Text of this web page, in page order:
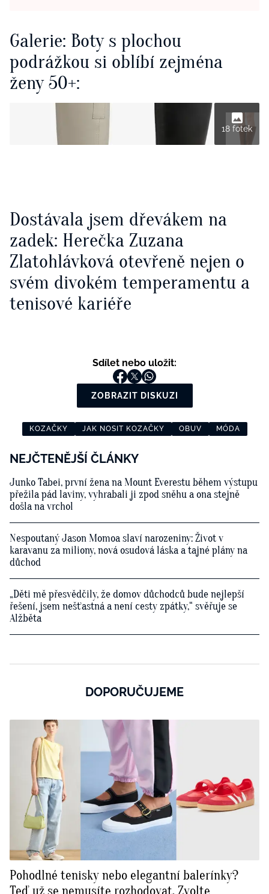
Galerie: Boty s plochou
podrážkou si oblíbí zejména
ženy 50+:
18 fotek
Dostávala jsem dřevákem na
zadek: Herečka Zuzana
Zlatohlávková otevřeně nejen o
svém divokém temperamentu a
tenisové kariéře
Sdílet nebo uložit:
ZOBRAZIT DISKUZI
KOZAČKY JAK NOSIT KOZAČKY OBUV MÓDA
NEJČTENĚJŠÍ ČLÁNKY
Junko Tabei, první žena na Mount Everestu během výstupu
přežila pád laviny, vyhrabali ji zpod sněhu a ona stejně
došla na vrchol
Nespoutaný Jason Momoa slaví narozeniny: Život v
karavanu za miliony, nová osudová láska a tajné plány na
důchod
„Děti mě přesvědčily, že domov důchodců bude nejlepší
řešení, jsem nešťastná a není cesty zpátky,“ svěřuje se
Alžběta
DOPORUČUJEME
Pohodlné tenisky nebo elegantní balerínky?